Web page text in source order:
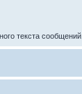
текста сообщений.